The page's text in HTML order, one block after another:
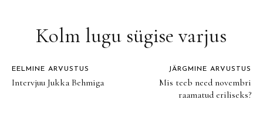
Kolm lugu sügise varjus
EELMINE ARVUSTUS
Intervjuu Jukka Behmiga
JÄRGMINE ARVUSTUS
Mis teeb need novembri
raamatud eriliseks?